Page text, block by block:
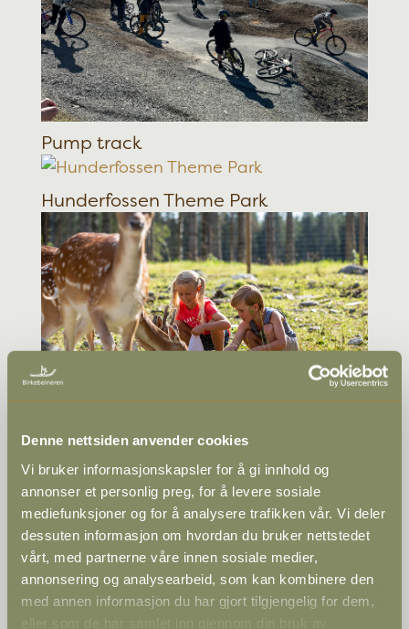
Denne nettsiden anvender cookies
Vi bruker informasjonskapsler for å gi innhold og
annonser et personlig preg, for å levere sosiale
mediefunksjoner og for å analysere trafikken vår. Vi deler
dessuten informasjon om hvordan du bruker nettstedet
vårt, med partnerne våre innen sosiale medier,
annonsering og analysearbeid, som kan kombinere den
med annen informasjon du har gjort tilgjengelig for dem,
eller som de har samlet inn gjennom din bruk av
Pump track
Hunderfossen Theme Park
Childrens Farm Hunderfossen
Hunderfossen Winter Park